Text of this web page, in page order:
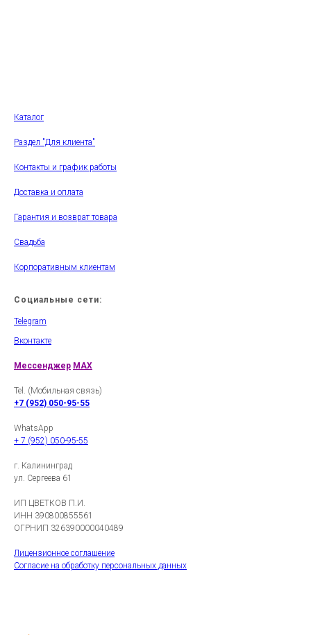
Каталог
Раздел "Для клиента"
Контакты и график работы
Доставка и оплата
Гарантия и возврат товара
Свадьба
Корпоративным клиентам
Социальные сети:
Telegram
Вконтакте
Мессенджер MAX
Tel. (Мобильная связь)
+7 (952) 050-95-55
WhatsApp
+ 7 (952) 050-95-55
г. Калининград
ул. Сергеева 61
ИП ЦВЕТКОВ П.И.
ИНН 390800855561
ОГРНИП 326390000040489
Лицензионное соглашение
Согласие на обработку персональных данных